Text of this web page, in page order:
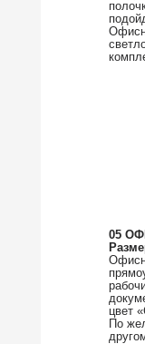
05
цвет
По